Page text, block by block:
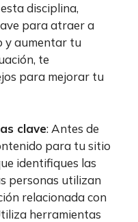
disciplina,
para atraer a
y aumentar tu
te
para mejorar tu
clave: Antes de
para tu sitio
identifiques las
personas utilizan
relacionada con
herramientas